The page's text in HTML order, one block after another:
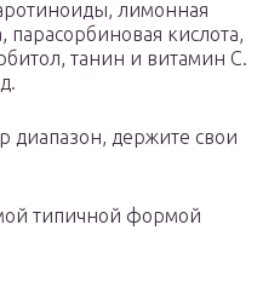
лимонная
парасорбиновая кислота,
танин и витамин С.
диапазон, держите свои
типичной формой